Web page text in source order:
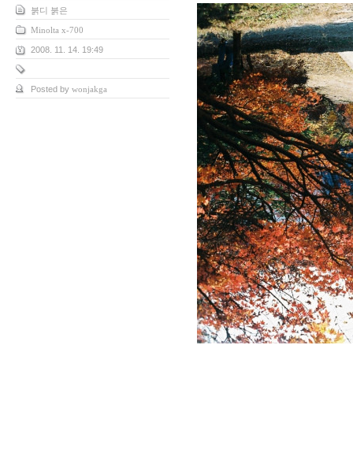
붉디 붉은
Minolta x-700
2008. 11. 14. 19:49
Posted by wonjakga